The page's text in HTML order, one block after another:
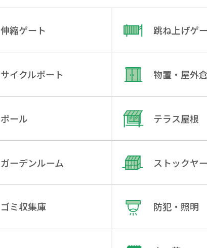
伸縮ゲート 跳ね上げゲ
サイクルポート 物置・屋外
ポール テラス屋根
ガーデンルーム ストックヤ
ゴミ収集庫 防犯・照明